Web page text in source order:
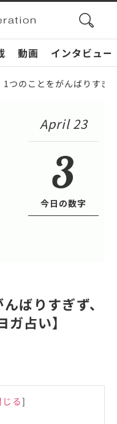
search
動画 インタビュー
つのことをがんばりすぎ
April 23
3
今日の数字
ばりすぎず、
占い】
じる]